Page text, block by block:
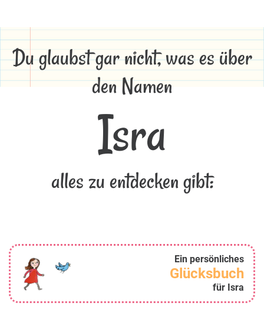
Du glaubst gar nicht, was es über
den Namen
Isra
alles zu entdecken gibt:
Ein persönliches
Glücksbuch
für Isra